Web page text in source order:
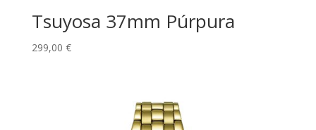
Tsuyosa 37mm Púrpura
299,00 €